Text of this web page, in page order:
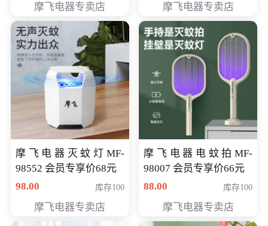
摩飞电器专卖店 摩飞电器专卖店
摩飞电器灭蚊灯MF-
98552 会员专享价68元
98.00
库存100
摩飞电器专卖店
摩飞电器电蚊拍MF-
98007 会员专享价66元
88.00
库存100
摩飞电器专卖店